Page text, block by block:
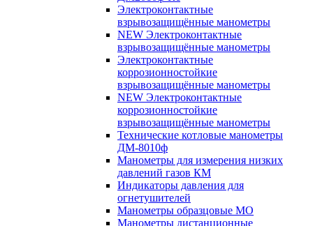
Электроконтактные
взрывозащищённые манометры
NEW Электроконтактные
взрывозащищённые манометры
Электроконтактные
коррозионностойкие
взрывозащищённые манометры
NEW Электроконтактные
коррозионностойкие
взрывозащищённые манометры
Технические котловые манометры
ДМ-8010ф
Манометры для измерения низких
давлений газов КМ
Индикаторы давления для
огнетушителей
Манометры образцовые МО
Манометры дистанционные